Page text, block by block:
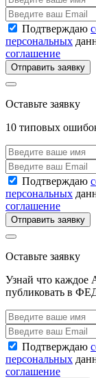
Подтверждаю
персональных
соглашение
Отправить заявку
Оставьте заявку
10 типовых
Подтверждаю
персональных
соглашение
Отправить заявку
Оставьте заявку
Узнай что
публиковать в
Подтверждаю
персональных
соглашение